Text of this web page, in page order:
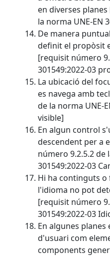
en diverses
la norma UNE-EN
De manera
definit el propòsit
[requisit número
301549:2022-03
La ubicació del
es navega amb
de la norma UNE-
visible]
En algun control
descendent per a
número 9.2.5.2 de
301549:2022-03
Hi ha continguts o
l'idioma no pot
[requisit número
301549:2022-03
En algunes
d'usuari com
components